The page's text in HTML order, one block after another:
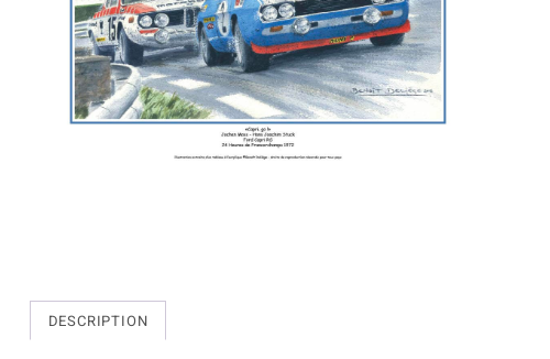
DESCRIPTION